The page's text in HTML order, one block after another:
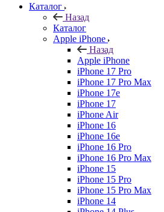
Каталог
Назад
Каталог
Apple iPhone
Назад
Apple iPhone
iPhone 17 Pro
iPhone 17 Pro Max
iPhone 17e
iPhone 17
iPhone Air
iPhone 16
iPhone 16e
iPhone 16 Pro
iPhone 16 Pro Max
iPhone 15
iPhone 15 Pro
iPhone 15 Pro Max
iPhone 14